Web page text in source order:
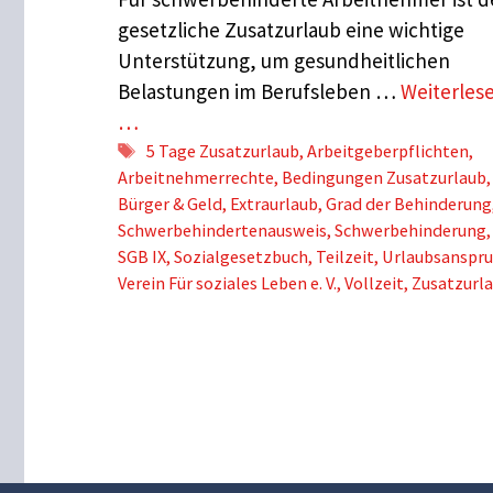
gesetzliche Zusatzurlaub eine wichtige
Unterstützung, um gesundheitlichen
Belastungen im Berufsleben …
…
Schlagwörter
5 Tage Zusatzurlaub, Arbeitgeberpflichten,
Arbeitnehmerrechte, Bedingungen Zusatzurlaub,
Bürger & Geld, Extraurlaub, Grad der Behinderung
Schwerbehindertenausweis, Schwerbehinderung,
SGB IX, Sozialgesetzbuch, Teilzeit,
Verein Für soziales Leben e. V., Vollzeit,